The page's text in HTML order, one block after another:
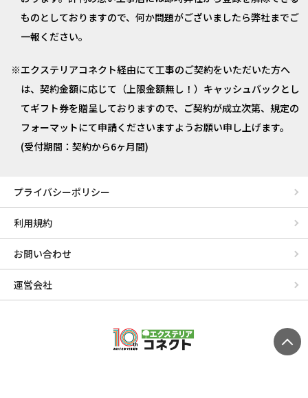
ものとしておりますので、何か問題がございましたら弊社までご
一報ください。
エクステリアコネクト経由にて工事のご契約をいただいた方へ
は、契約金額に応じて（上限金額無し！）キャッシュバックとし
てギフト券を贈呈しておりますので、ご契約が成立次第、規定の
フォーマットにて申請くださいますようお願い申し上げます。
(受付期間：契約から6ヶ月間)
プライバシーポリシー
利用規約
お問い合わせ
運営会社